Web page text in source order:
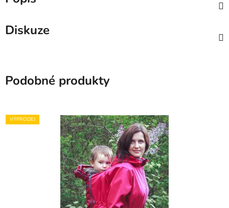
Diskuze
Podobné produkty
VÝPRODEJ